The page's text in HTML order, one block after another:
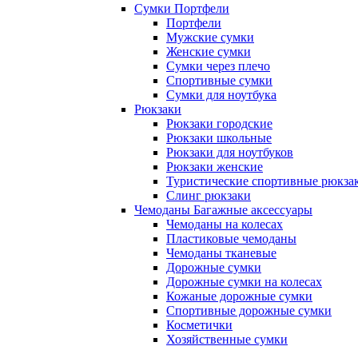
Сумки Портфели
Портфели
Мужские сумки
Женские сумки
Сумки через плечо
Спортивные сумки
Сумки для ноутбука
Рюкзаки
Рюкзаки городские
Рюкзаки школьные
Рюкзаки для ноутбуков
Рюкзаки женские
Туристические спортивные
Слинг рюкзаки
Чемоданы Багажные аксессуары
Чемоданы на колесах
Пластиковые чемоданы
Чемоданы тканевые
Дорожные сумки
Дорожные сумки на колесах
Кожаные дорожные сумки
Спортивные дорожные сумки
Косметички
Хозяйственные сумки